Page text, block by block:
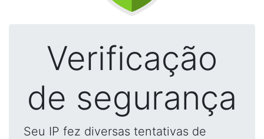
Verificação
de segurança
Seu IP fez diversas tentativas de